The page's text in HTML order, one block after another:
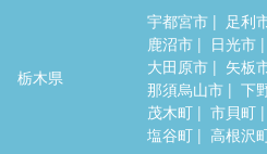
栃木県
宇都宮市 足利
鹿沼市
日光市
大田原市
矢板
那須烏山市
下
茂木町
市貝町
塩谷町
高根沢